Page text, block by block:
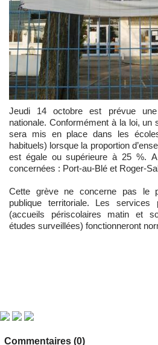
Jeudi 14 octobre est prévue une
nationale. Conformément à la loi, un
sera mis en place dans les
habituels) lorsque la proportion
est égale ou supérieure à 25 %.
concernées : Port-au-Blé et Roger-
Cette grève ne concerne pas le
publique territoriale. Les services
(accueils périscolaires matin et
études surveillées) fonctionneront
Commentaires (0)